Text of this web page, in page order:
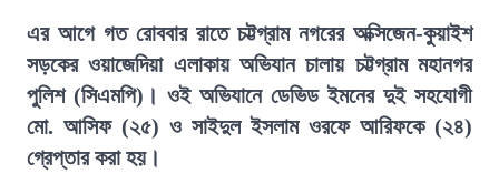
এর আগে গত রোববার রাতে চট্টগ্রাম নগরের অক্সিজেন-কুয়াইশ
সড়কের ওয়াজেদিয়া এলাকায় অভিযান চালায় চট্টগ্রাম মহানগর
পুলিশ (সিএমপি)। ওই অভিযানে ডেভিড ইমনের দুই সহযোগী
মো. আসিফ (২৫) ও সাইদুল ইসলাম ওরফে আরিফকে (২৪)
গ্রেপ্তার করা হয়।